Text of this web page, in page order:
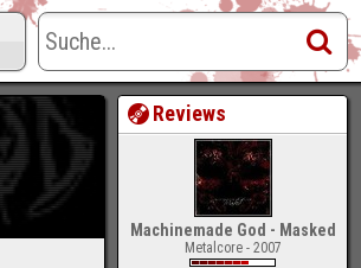
Reviews
Machinemade God - Masked
Metalcore - 2007